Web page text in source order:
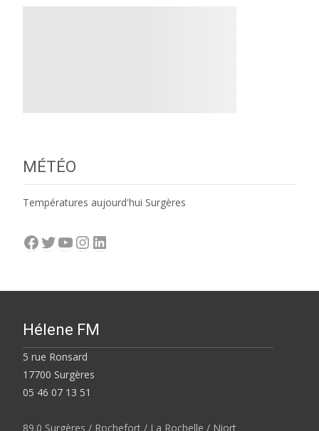
MÉTÉO
Températures aujourd'hui Surgères
Facebook
Twitter
YouTube
Instagram
LinkedIn
Hélene FM
5 rue Ronsard
17700 Surgères
05 46 07 13 51
89.0 Surgères / Rochefort / La Rochelle / Niort